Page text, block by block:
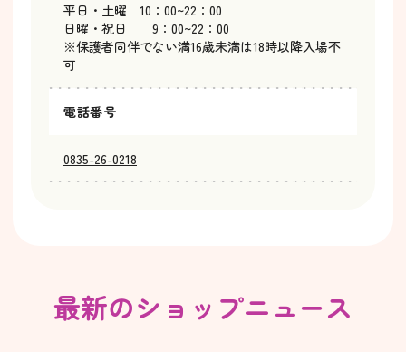
平日・土曜 10：00~22：00
日曜・祝日 9：00~22：00
※保護者同伴でない満16歳未満は18時以降入場不
可
電話番号
0835-26-0218
最新のショップニュース